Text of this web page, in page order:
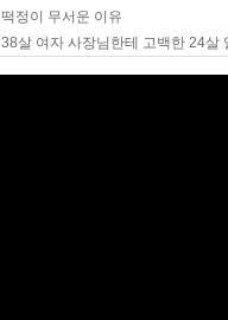
떡정이 무서운 이유
38살 여자 사장님한테 고백한 24살